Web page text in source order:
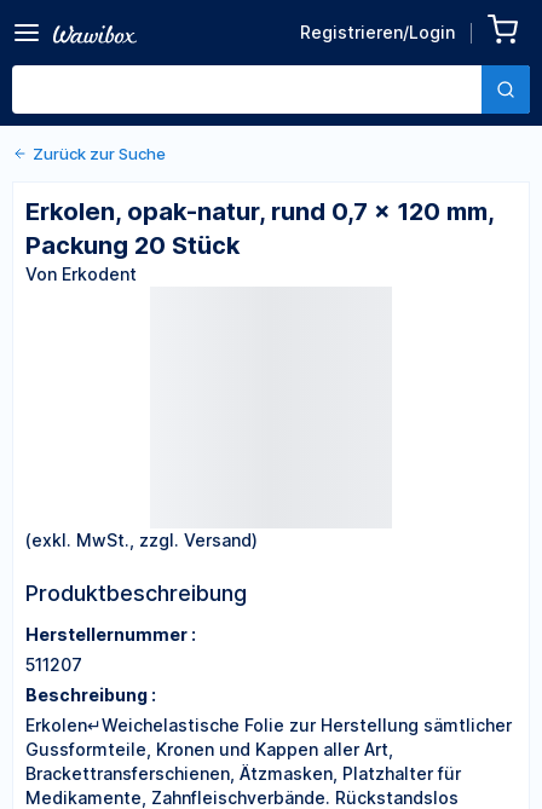
Registrieren/Login
0,7 x 120 mm, Packung 20
Stück
Von Erkodent
Zurück zu den Produktdetails
Zurück zur Suche
Erkolen, opak-natur, rund 0,7 x 120 mm,
Packung 20 Stück
Von Erkodent
(exkl. MwSt., zzgl. Versand)
Produktbeschreibung
Herstellernummer :
511207
Beschreibung :
Erkolen↵Weichelastische Folie zur Herstellung sämtlicher
Gussformteile, Kronen und Kappen aller Art,
Brackettransferschienen, Ätzmasken, Platzhalter für
Medikamente, Zahnfleischverbände. Rückstandslos